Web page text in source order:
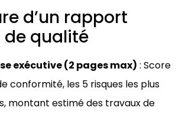
d’un rapport
de qualité
exécutive (2 pages max) : Score
conformité, les 5 risques les plus
montant estimé des travaux de